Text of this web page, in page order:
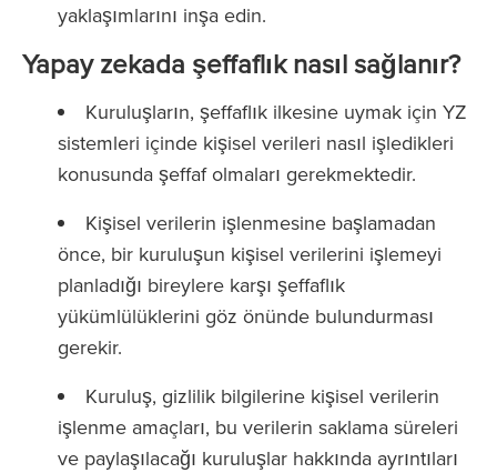
yaklaşımlarını inşa edin.
Yapay zekada şeffaflık nasıl sağlanır?
Kuruluşların, şeffaflık ilkesine uymak için YZ
sistemleri içinde kişisel verileri nasıl işledikleri
konusunda şeffaf olmaları gerekmektedir.
Kişisel verilerin işlenmesine başlamadan
önce, bir kuruluşun kişisel verilerini işlemeyi
planladığı bireylere karşı şeffaflık
yükümlülüklerini göz önünde bulundurması
gerekir.
Kuruluş, gizlilik bilgilerine kişisel verilerin
işlenme amaçları, bu verilerin saklama süreleri
ve paylaşılacağı kuruluşlar hakkında ayrıntıları